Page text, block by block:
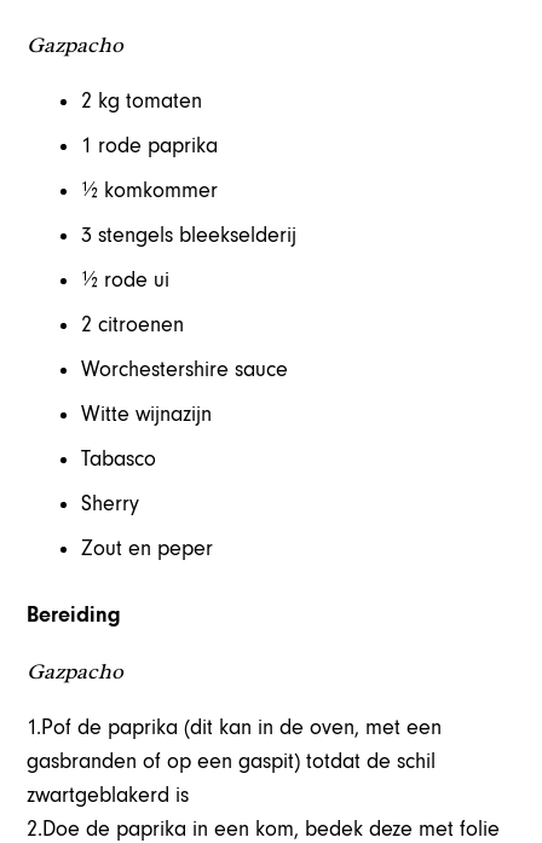
Gazpacho
2 kg tomaten
1 rode paprika
½ komkommer
3 stengels bleekselderij
½ rode ui
2 citroenen
Worchestershire sauce
Witte wijnazijn
Tabasco
Sherry
Zout en peper
Bereiding
Gazpacho
1.Pof de paprika (dit kan in de oven, met een
gasbranden of op een gaspit) totdat de schil
zwartgeblakerd is
2.Doe de paprika in een kom, bedek deze met folie